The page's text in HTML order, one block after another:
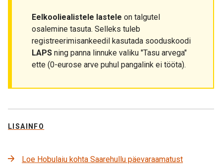
Eelkooliealistele lastele on talgutel
osalemine tasuta. Selleks tuleb
registreerimisankeedil kasutada sooduskoodi
LAPS ning panna linnuke valiku "Tasu arvega"
ette (0-eurose arve puhul pangalink ei tööta).
LISAINFO
Loe Hobulaiu kohta Saarehullu päevaraamatust